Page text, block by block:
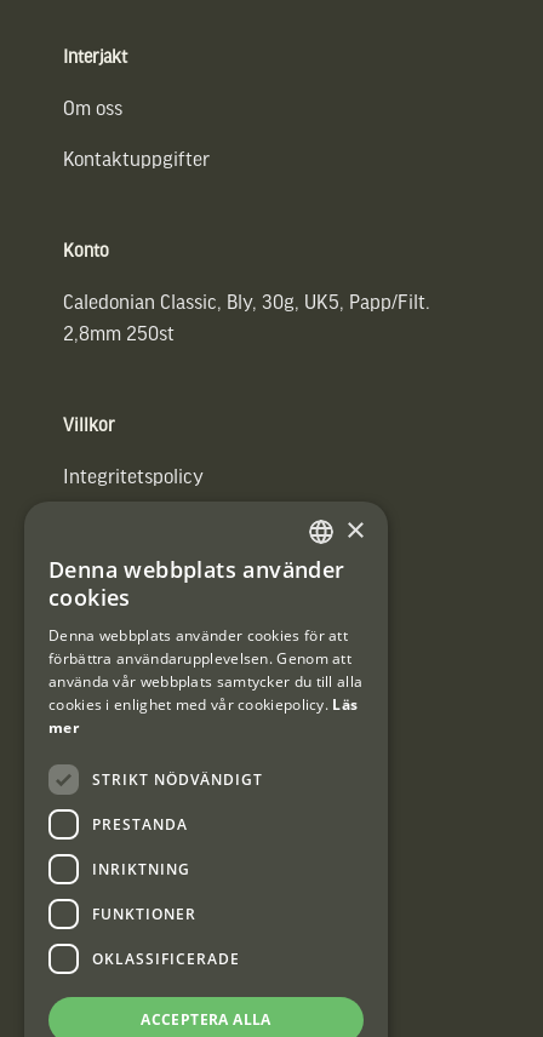
Interjakt
Om oss
Kontaktuppgifter
Konto
Caledonian Classic, Bly, 30g, UK5, Papp/Filt.
2,8mm 250st
Villkor
Integritetspolicy
#Interjaktfamily
Kundklubb
Information om kundklubben.
Interjakt Sweden AB, Årjäng
SWEDISH
×
Denna webbplats använder
cookies
Denna webbplats använder cookies för att
förbättra användarupplevelsen. Genom att
använda vår webbplats samtycker du till alla
cookies i enlighet med vår cookiepolicy. Läs
mer
STRIKT NÖDVÄNDIGT
PRESTANDA
INRIKTNING
FUNKTIONER
OKLASSIFICERADE
ACCEPTERA ALLA